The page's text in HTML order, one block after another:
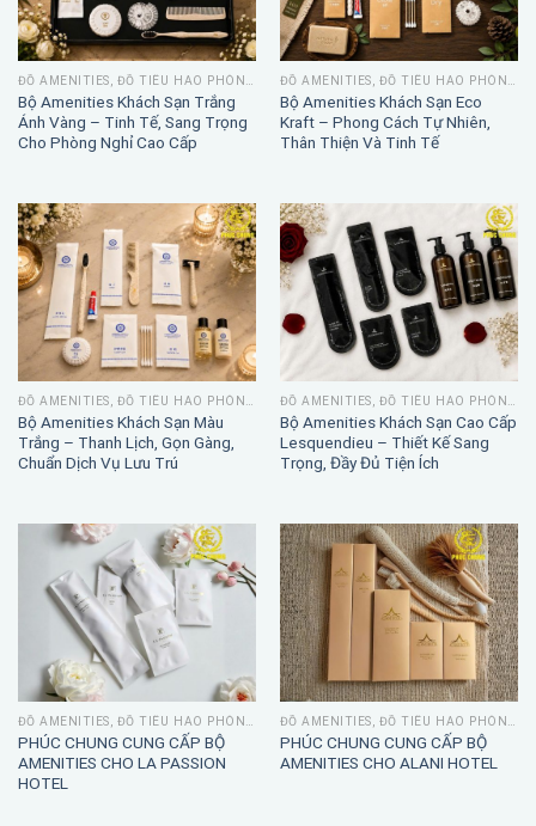
Bộ Amenities Khách Sạn Trắng
Ánh Vàng – Tinh Tế, Sang Trọng
Cho Phòng Nghỉ Cao Cấp
Bộ Amenities Khách Sạn Eco
Kraft – Phong Cách Tự Nhiên,
Thân Thiện Và Tinh Tế
Bộ Amenities Khách Sạn Màu
Trắng – Thanh Lịch, Gọn Gàng,
Chuẩn Dịch Vụ Lưu Trú
Bộ Amenities Khách Sạn Cao Cấp
Lesquendieu – Thiết Kế Sang
Trọng, Đầy Đủ Tiện Ích
PHÚC CHUNG CUNG CẤP BỘ
AMENITIES CHO LA PASSION
HOTEL
PHÚC CHUNG CUNG CẤP BỘ
AMENITIES CHO ALANI HOTEL